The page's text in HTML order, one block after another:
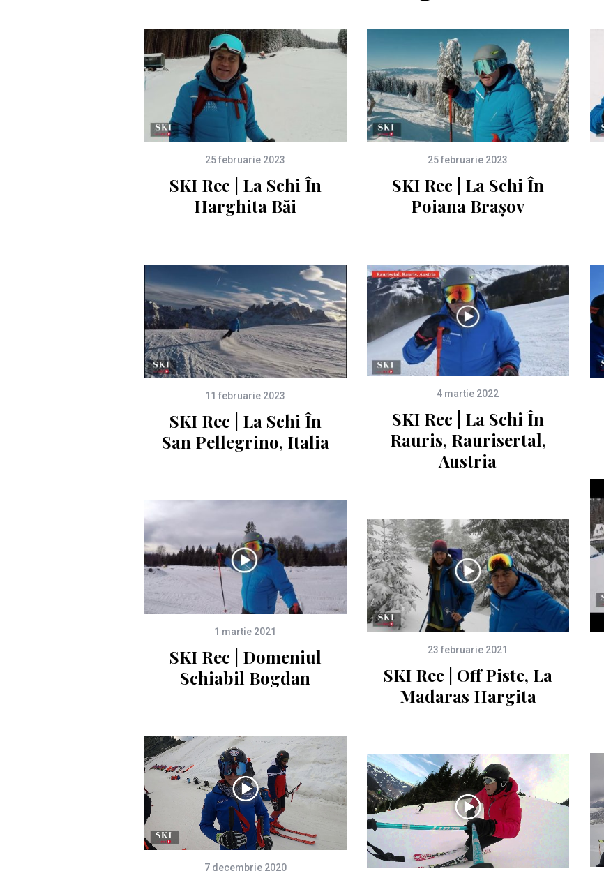
25 februarie 2023
SKI Rec | La Schi În
Harghita Băi
25 februarie 2023
SKI Rec | La Schi În
Poiana Brașov
11 februarie 2023
SKI Rec | La Schi În
San Pellegrino, Italia
4 martie 2022
SKI Rec | La Schi În
Rauris, Raurisertal,
Austria
1 martie 2021
SKI Rec | Domeniul
Schiabil Bogdan
23 februarie 2021
SKI Rec | Off Piste, La
Madaras Hargita
7 decembrie 2020